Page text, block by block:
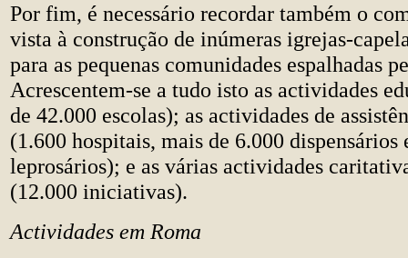
Por fim, é necessário recordar também o
vista à construção de inúmeras igrejas-
para as pequenas comunidades espalhadas
Acrescentem-se a tudo isto as actividades
de 42.000 escolas); as actividades de
(1.600 hospitais, mais de 6.000 dispensários
leprosários); e as várias actividades
(12.000 iniciativas).
Actividades em Roma